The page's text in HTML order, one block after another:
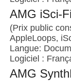
AMG iSci-
(Prix public
AppleLoops,
Langue:
Logiciel :
AMG